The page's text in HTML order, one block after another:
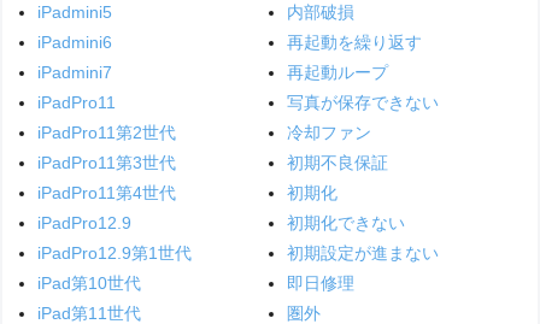
iPadmini5
iPadmini6
iPadmini7
iPadPro11
iPadPro11第2世代
iPadPro11第3世代
iPadPro11第4世代
iPadPro12.9
iPadPro12.9第1世代
iPad第10世代
iPad第11世代
内部破損
再起動を繰り返す
再起動ループ
写真が保存できない
冷却ファン
初期不良保証
初期化
初期化できない
初期設定が進まない
即日修理
圏外